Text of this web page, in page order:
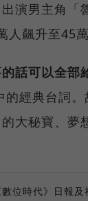
演男主角「
飆升至45萬
話可以全
的經典台詞
大秘寶、夢
位時代》日報及